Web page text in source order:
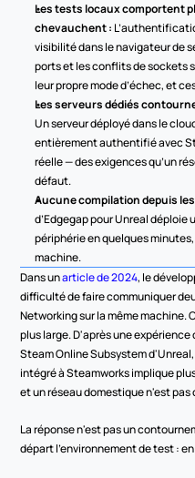
Les tests locaux comportent
chevauchent :
visibilité dans le navigateur de
ports et les conflits de sockets
leur propre mode d’échec, et
Les serveurs dédiés
Un serveur déployé dans le
entièrement authentifié avec
réelle — des exigences qu’un
défaut.
Aucune compilation depuis
d’Edgegap pour Unreal déploie
périphérie en quelques
machine.
Dans un article de 2024, le
difficulté de faire communiquer
Networking sur la même
plus large. D'après une
Steam Online Subsystem
intégré à Steamworks implique
et un réseau domestique n'est
La réponse n'est pas un
départ l'environnement de test :